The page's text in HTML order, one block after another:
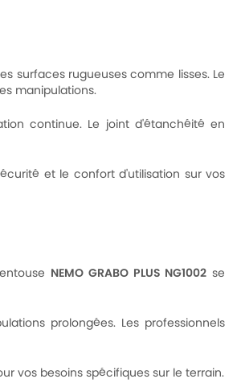
surfaces rugueuses comme lisses. Le
manipulations.
continue. Le joint d'étanchéité en
et le confort d'utilisation sur vos
NEMO GRABO PLUS NG1002 se
prolongées. Les professionnels
vos besoins spécifiques sur le terrain.